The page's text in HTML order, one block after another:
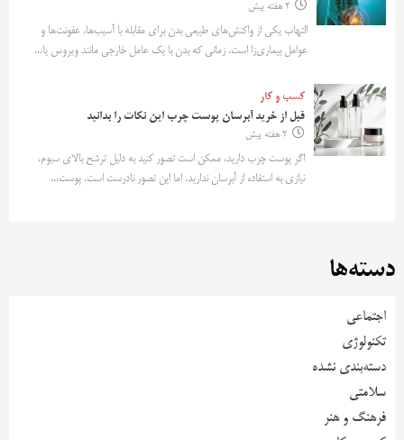
2 هفته پیش
التهاب یکی از واکنش‌های طبیعی بدن برای مقابله با آسیب‌ها، عفونت‌ها و
عوامل بیماری‌زا است. زمانی که بدن با یک عامل خارجی مانند ویروس یا...
کسب و کار
قبل از خرید آبرسان پوست چرب این نکات را بدانید
2 هفته پیش
اگر پوست چرب دارید، ممکن است تصور کنید به دلیل ترشح بالای سبوم،
نیازی به استفاده از آبرسان ندارید. اما این تصور نادرست است. پوست...
دسته‌ها
اجتماعی
تکنولوژی
دسته‌بندی نشده
سلامتی
فرهنگ و هنر